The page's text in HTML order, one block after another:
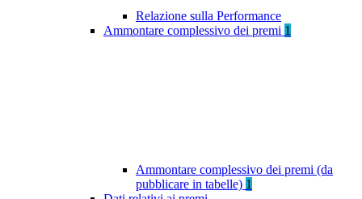
Relazione sulla Performance
Ammontare complessivo dei premi 1
Ammontare complessivo dei premi (da
pubblicare in tabelle) 1